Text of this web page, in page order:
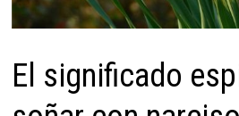
El significado